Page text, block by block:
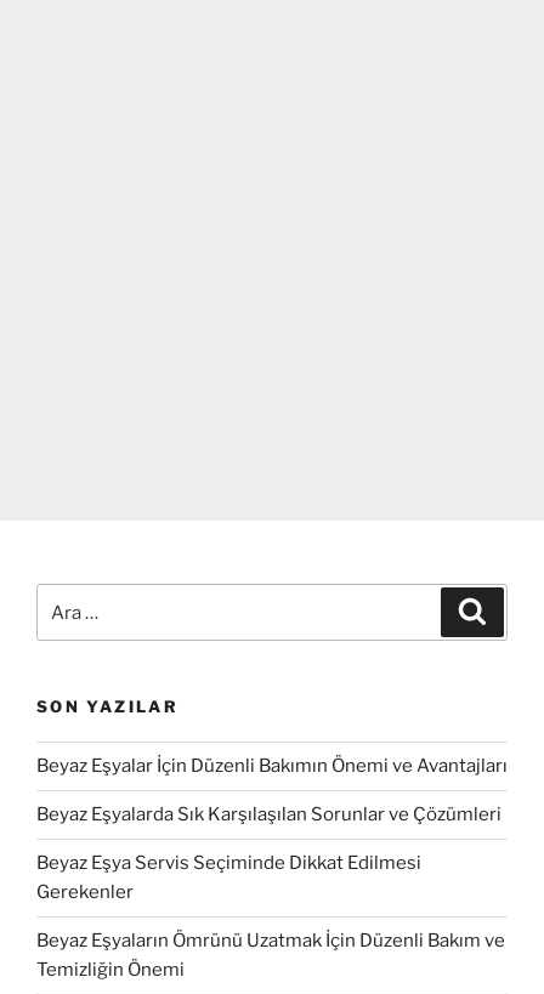
SON YAZILAR
Beyaz Eşyalar İçin Düzenli Bakımın Önemi ve Avantajları
Beyaz Eşyalarda Sık Karşılaşılan Sorunlar ve Çözümleri
Beyaz Eşya Servis Seçiminde Dikkat Edilmesi
Gerekenler
Beyaz Eşyaların Ömrünü Uzatmak İçin Düzenli Bakım ve
Temizliğin Önemi